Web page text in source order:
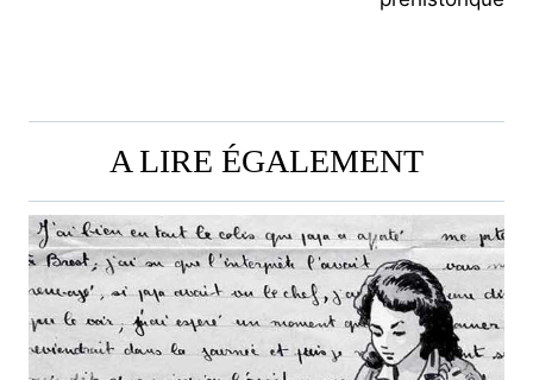
A LIRE ÉGALEMENT